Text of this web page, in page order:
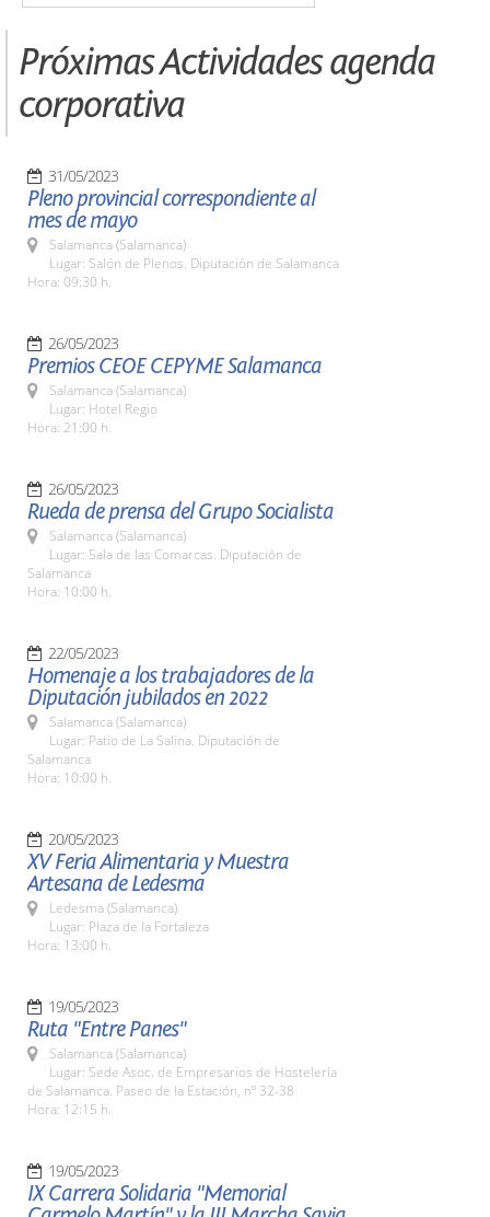
Próximas Actividades agenda
corporativa
31/05/2023
Pleno provincial correspondiente al
mes de mayo
Salamanca (Salamanca)
Lugar: Salón de Plenos. Diputación de Salamanca
Hora: 09:30 h.
26/05/2023
Premios CEOE CEPYME Salamanca
Salamanca (Salamanca)
Lugar: Hotel Regio
Hora: 21:00 h.
26/05/2023
Rueda de prensa del Grupo Socialista
Salamanca (Salamanca)
Lugar: Sala de las Comarcas. Diputación de
Salamanca
Hora: 10:00 h.
22/05/2023
Homenaje a los trabajadores de la
Diputación jubilados en 2022
Salamanca (Salamanca)
Lugar: Patio de La Salina. Diputación de
Salamanca
Hora: 10:00 h.
20/05/2023
XV Feria Alimentaria y Muestra
Artesana de Ledesma
Ledesma (Salamanca)
Lugar: Plaza de la Fortaleza
Hora: 13:00 h.
19/05/2023
Ruta "Entre Panes"
Salamanca (Salamanca)
Lugar: Sede Asoc. de Empresarios de Hostelería
de Salamanca. Paseo de la Estación, nº 32-38
Hora: 12:15 h.
19/05/2023
IX Carrera Solidaria "Memorial